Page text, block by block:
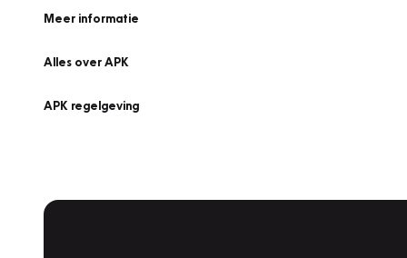
Meer informatie
Alles over APK
APK regelgeving